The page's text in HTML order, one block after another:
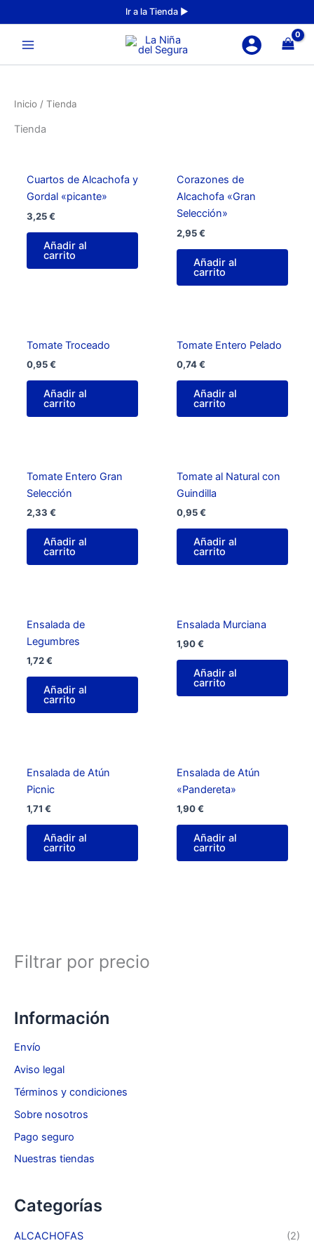
al
contenido
Ir a la Tienda ►
Main
Menu
Filtrar por precio
Información
Envío
Aviso legal
Términos y condiciones
Sobre nosotros
Pago seguro
Nuestras tiendas
Categorías
ALCACHOFAS
(2)
Inicio / Tienda
Tienda
Cuartos de Alcachofa y
Gordal «picante»
3,25€
Añadir al
carrito
Corazones de
Alcachofa «Gran
Selección»
2,95€
Añadir al
carrito
Tomate Troceado
0,95€
Añadir al
carrito
Tomate Entero Pelado
0,74€
Añadir al
carrito
Tomate Entero Gran
Selección
2,33 €
Añadir al
carrito
Tomate al Natural con
Guindilla
0,95€
Añadir al
carrito
Ensalada de
Legumbres
1,72€
Añadir al
carrito
Ensalada Murciana
1,90€
Añadir al
carrito
Ensalada de Atún
Picnic
1,71 €
Añadir al
carrito
Ensalada de Atún
«Pandereta»
1,90€
Añadir al
carrito